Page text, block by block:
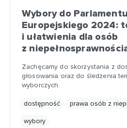
Wybory do Parlamentu
Europejskiego 2024:
i ułatwienia dla osób
z
Zachęcamy do skorzystania z
głosowania oraz do śledzenia
wyborczych.
dostępność prawa osób z
wybory